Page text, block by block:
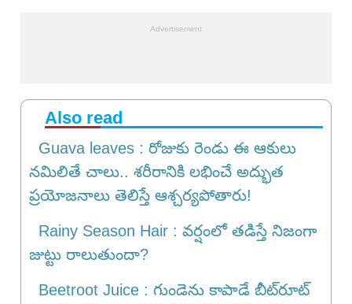
Also read
Guava leaves : రోజుకు రెండు ఈ ఆకులు
నమిలితే చాలు.. శరీరానికి లభించే అద్భుత
ప్రయోజనాలు తెలిస్తే ఆశ్చర్యపోతారు!
Rainy Season Hair : వర్షంలో తడిస్తే నిజంగా
జుట్టు రాలుతుందా?
Beetroot Juice : గుండెను కాపాడే బీట్‌రూట్